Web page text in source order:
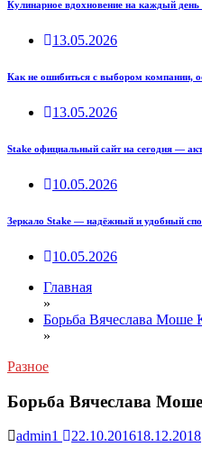
Кулинарное вдохновение на каждый день
13.05.2026
Как не ошибиться с выбором компании,
13.05.2026
Stake официальный сайт на сегодня —
10.05.2026
Зеркало Stake — надёжный и удобный
10.05.2026
Главная
»
Борьба Вячеслава Моше
»
Разное
Борьба Вячеслава
admin1 22.10.201618.12.2018